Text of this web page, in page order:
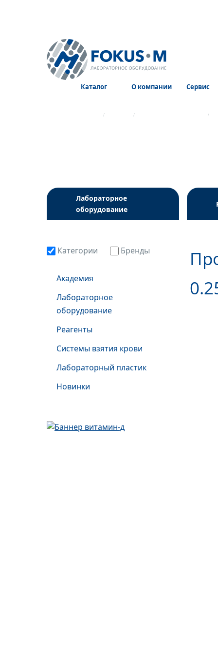
Каталог О компании Сервис
Лабораторное
оборудование
Категории Бренды
Академия
Лабораторное
оборудование
Реагенты
Системы взятия крови
Лабораторный пластик
Новинки